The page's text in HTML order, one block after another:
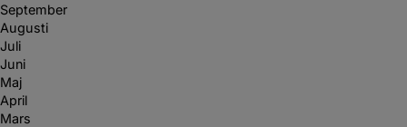
September
Augusti
Juli
Juni
Maj
April
Mars